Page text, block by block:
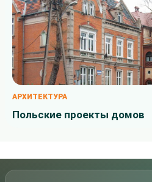
АРХИТЕКТУРА
Польские проекты домов